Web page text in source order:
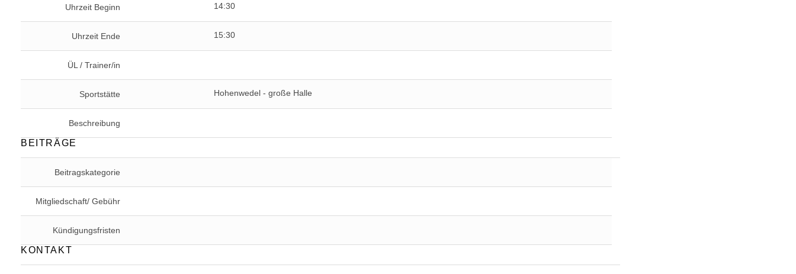
Uhrzeit Beginn 14:30
Uhrzeit Ende 15:30
ÜL / Trainer/in
Sportstätte Hohenwedel - große Halle
Beschreibung
BEITRÄGE
Beitragskategorie
Mitgliedschaft/ Gebühr
Kündigungsfristen
KONTAKT